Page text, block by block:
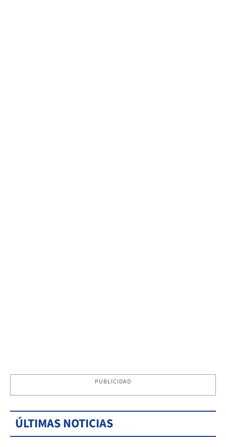
PUBLICIDAD
ÚLTIMAS NOTICIAS